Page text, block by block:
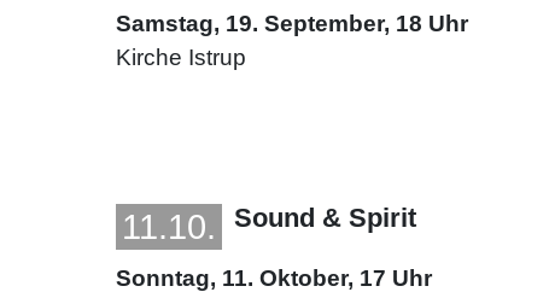
Samstag, 19. September, 18 Uhr
Kirche Istrup
11.10. Sound & Spirit
Sonntag, 11. Oktober, 17 Uhr